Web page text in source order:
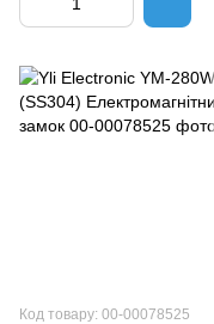
Код товару: 00-00078525